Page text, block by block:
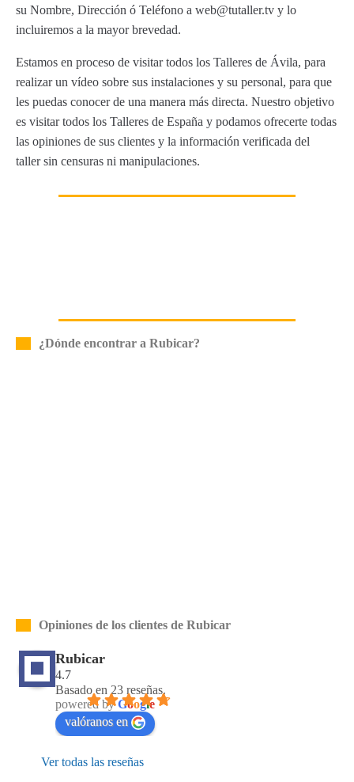
su Nombre, Dirección ó Teléfono a web@tutaller.tv y lo
incluiremos a la mayor brevedad.
Estamos en proceso de visitar todos los Talleres de Ávila, para
realizar un vídeo sobre sus instalaciones y su personal, para que
les puedas conocer de una manera más directa. Nuestro objetivo
es visitar todos los Talleres de España y podamos ofrecerte todas
las opiniones de sus clientes y la información verificada del
taller sin censuras ni manipulaciones.
¿Dónde encontrar a Rubicar?
Opiniones de los clientes de Rubicar
Rubicar
4.7
Basado en 23 reseñas.
powered byGoogle
valóranos en
Ver todas las reseñas